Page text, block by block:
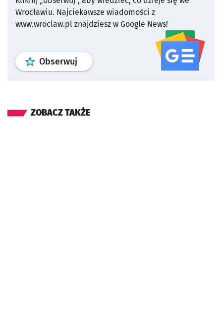
Wrocławiu. Najciekawsze wiadomości z
www.wroclaw.pl znajdziesz w Google News!
Obserwuj profil serwisu
ZOBACZ TAKŻE